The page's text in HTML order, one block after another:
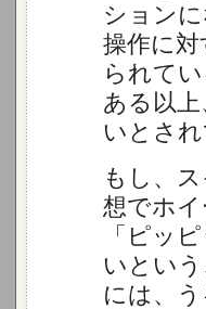
ション
操作に
られて
ある以
いとさ
もし、
想でホ
「ピッ
いとい
には、